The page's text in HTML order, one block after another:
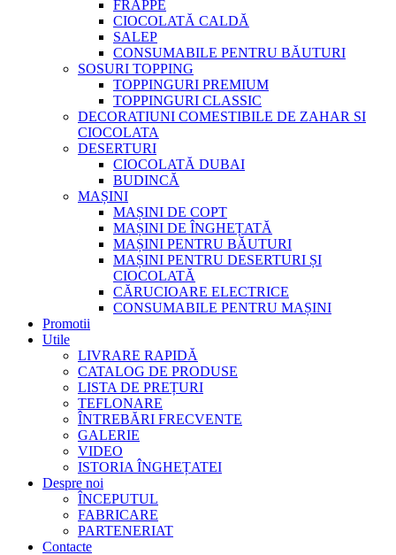
FRAPPE
CIOCOLATĂ CALDĂ
SALEP
CONSUMABILE PENTRU BĂUTURI
SOSURI TOPPING
TOPPINGURI PREMIUM
TOPPINGURI CLASSIC
DECORATIUNI COMESTIBILE DE ZAHAR SI
CIOCOLATA
DESERTURI
CIOCOLATĂ DUBAI
BUDINCĂ
MAȘINI
MAȘINI DE COPT
MAȘINI DE ÎNGHEȚATĂ
MAȘINI PENTRU BĂUTURI
MAȘINI PENTRU DESERTURI ȘI
CIOCOLATĂ
CĂRUCIOARE ELECTRICE
CONSUMABILE PENTRU MAȘINI
Promotii
Utile
LIVRARE RAPIDĂ
CATALOG DE PRODUSE
LISTA DE PREȚURI
TEFLONARE
ÎNTREBĂRI FRECVENTE
GALERIE
VIDEO
ISTORIA ÎNGHEȚATEI
Despre noi
ÎNCEPUTUL
FABRICARE
PARTENERIAT
Contacte